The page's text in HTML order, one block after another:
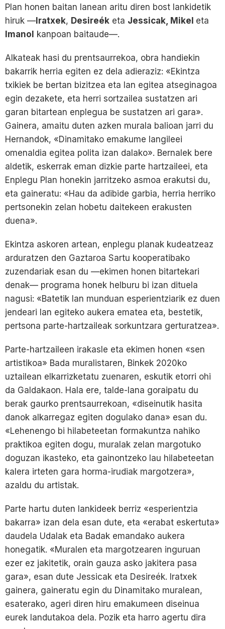
Plan honen baitan lanean aritu diren bost lankidetik
hiruk — Iratxek, Desireék eta Jessicak, Mikel eta
Imanol
kanpoan baitaude—.
Alkateak hasi du prentsaurrekoa, obra handiekin
bakarrik herria egiten ez dela adieraziz: «Ekintza
txikiek be bertan bizitzea eta lan egitea atseginagoa
egin dezakete, eta herri sortzailea sustatzen ari
garan bitartean enplegua be sustatzen ari gara».
Gainera, amaitu duten azken murala balioan jarri du
Hernandok, «Dinamitako emakume langileei
omenaldia egitea polita izan dalako». Bernalek bere
aldetik, eskerrak eman dizkie parte hartzaileei, eta
Enplegu Plan honekin jarritzeko asmoa erakutsi du,
eta gaineratu: «Hau da adibide garbia, herria herriko
pertsonekin zelan hobetu daitekeen erakusten
duena».
Ekintza askoren artean, enplegu planak kudeatzeaz
arduratzen den Gaztaroa Sartu kooperatibako
zuzendariak esan du —ekimen honen bitartekari
denak— programa honek helburu bi izan dituela
nagusi: «Batetik lan munduan esperientziarik ez duen
jendeari lan egiteko aukera ematea eta, bestetik,
pertsona parte-hartzaileak sorkuntzara gerturatzea».
Parte-hartzaileen irakasle eta ekimen honen «sen
artistikoa» Bada muralistaren, Binkek 2020ko
uztailean elkarrizketatu zuenaren, eskutik etorri ohi
da Galdakaon. Hala ere, talde-lana goraipatu du
berak gaurko prentsaurrekoan, «diseinutik hasita
danok alkarregaz egiten dogulako dana» esan du.
«Lehenengo bi hilabeteetan formakuntza nahiko
praktikoa egiten dogu, muralak zelan margotuko
doguzan ikasteko, eta gainontzeko lau hilabeteetan
kalera irteten gara horma-irudiak margotzera»,
azaldu du artistak.
Parte hartu duten lankideek berriz «esperientzia
bakarra» izan dela esan dute, eta «erabat eskertuta»
daudela Udalak eta Badak emandako aukera
honegatik. «Muralen eta margotzearen inguruan
ezer ez jakitetik, orain gauza asko jakitera pasa
gara», esan dute Jessicak eta Desireék. Iratxek
gainera, gaineratu egin du Dinamitako muralean,
esaterako, ageri diren hiru emakumeen diseinua
eurek landutakoa dela. Pozik eta harro agertu dira